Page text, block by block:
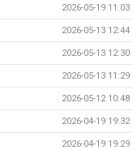
2026-05-19 11:03
2026-05-13 12:44
2026-05-13 12:30
2026-05-13 11:29
2026-05-12 10:48
2026-04-19 19:32
2026-04-19 19:29